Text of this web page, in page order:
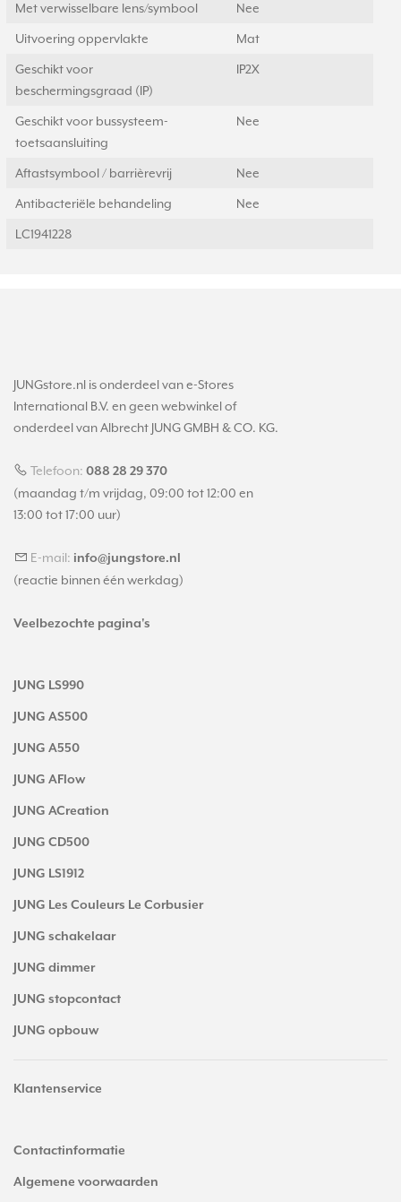
Met verwisselbare lens/symbool Nee
Uitvoering oppervlakte Mat
Geschikt voor
beschermingsgraad (IP)
IP2X
Geschikt voor bussysteem-
toetsaansluiting
Nee
Aftastsymbool / barrièrevrij Nee
Antibacteriële behandeling Nee
LC1941228
JUNGstore.nl is onderdeel van e-Stores
International B.V. en geen webwinkel of
onderdeel van Albrecht JUNG GMBH & CO. KG.
Telefoon: 088 28 29 370
(maandag t/m vrijdag, 09:00 tot 12:00 en
13:00 tot 17:00 uur)
E-mail: info@jungstore.nl
(reactie binnen één werkdag)
Veelbezochte pagina's
JUNG LS990
JUNG AS500
JUNG A550
JUNG AFlow
JUNG ACreation
JUNG CD500
JUNG LS1912
JUNG Les Couleurs Le Corbusier
JUNG schakelaar
JUNG dimmer
JUNG stopcontact
JUNG opbouw
Klantenservice
Contactinformatie
Algemene voorwaarden